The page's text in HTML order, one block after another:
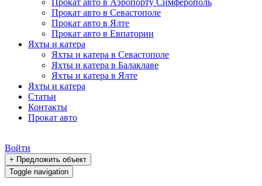
Прокат авто в Севастополе
Прокат авто в Ялте
Прокат авто в Евпатории
Яхты и катера
Яхты и катера в Севастополе
Яхты и катера в Балаклаве
Яхты и катера в Ялте
Яхты и катера
Статьи
Контакты
Прокат авто
Войти
+ Предложить объект
Toggle navigation